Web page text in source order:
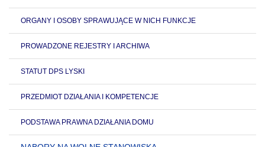
ORGANY I OSOBY SPRAWUJĄCE W NICH FUNKCJE
PROWADZONE REJESTRY I ARCHIWA
STATUT DPS LYSKI
PRZEDMIOT DZIAŁANIA I KOMPETENCJE
PODSTAWA PRAWNA DZIAŁANIA DOMU